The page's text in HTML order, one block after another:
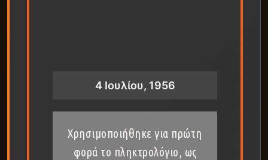
4 Ιουλίου, 1956
Χρησιμοποιήθηκε για πρώτη
φορά το πληκτρολόγιο, ως